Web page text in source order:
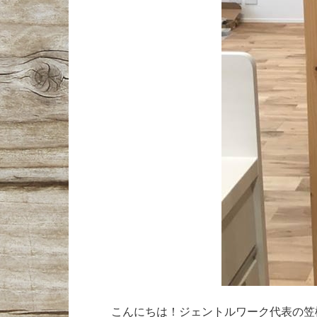
こんにちは！ジェントルワーク代表の